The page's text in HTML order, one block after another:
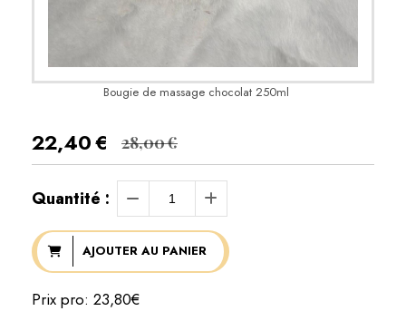
Bougie de massage chocolat 250ml
22,40€ 28,00€
Quantité :
AJOUTER AU PANIER
Prix pro: 23,80€